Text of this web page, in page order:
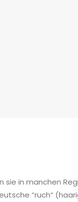
sie in manchen
“ruch“